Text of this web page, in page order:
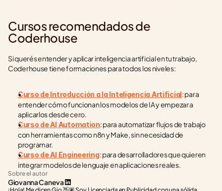
Cursos recomendados de
Coderhouse
Si querés entender y aplicar inteligencia artificial en tu trabajo,
Coderhouse tiene formaciones para todos los niveles:
Curso de Introducción a la Inteligencia Artificial: para
entender cómo funcionan los modelos de IA y empezar a
aplicarlos desde cero.
Curso de AI Automation: para automatizar flujos de trabajo
con herramientas como n8n y Make, sin necesidad de
programar.
Curso de AI Engineering: para desarrolladores que quieren
integrar modelos de lenguaje en aplicaciones reales.
Sobre el autor
Giovanna Caneva